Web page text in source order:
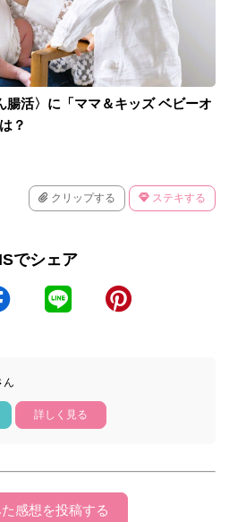
腸活〉に「ママ＆キッズ ベビーオ
？
クリップする ステキする
でシェア
ん
詳しく見る
感想を投稿する